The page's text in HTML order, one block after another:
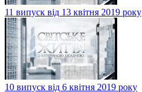
11 випуск від 13 квітня 2019 року
10 випуск від 6 квітня 2019 року